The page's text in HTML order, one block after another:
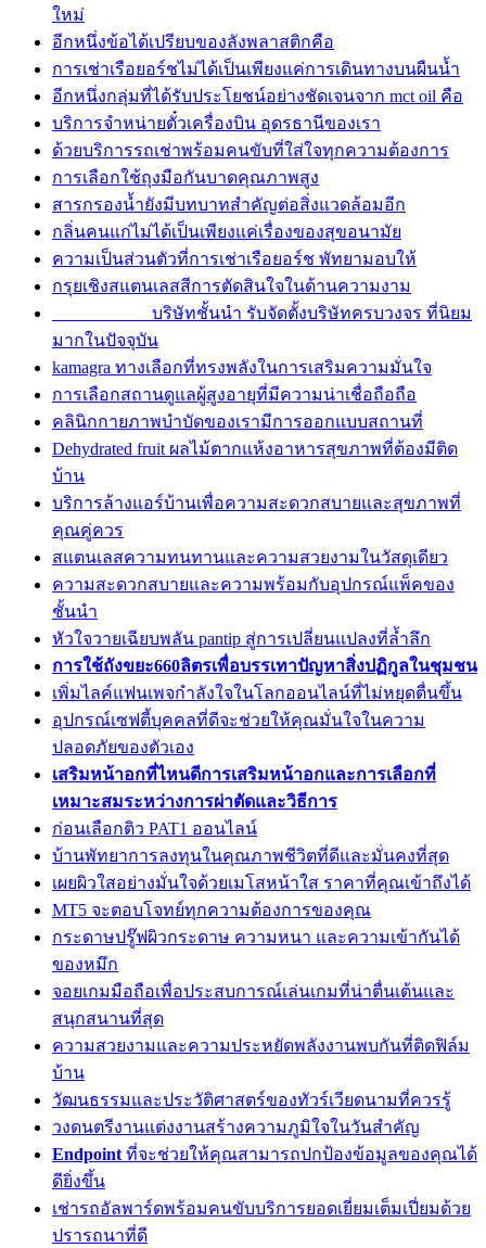
ใหม่
อีกหนึ่งข้อได้เปรียบของลังพลาสติกคือ
การเช่าเรือยอร์ชไม่ได้เป็นเพียงแค่การเดินทางบนผืนน้ำ
อีกหนึ่งกลุ่มที่ได้รับประโยชน์อย่างชัดเจนจาก mct oil คือ
บริการจำหน่ายตั๋วเครื่องบิน อุดรธานีของเรา
ด้วยบริการรถเช่าพร้อมคนขับที่ใส่ใจทุกความต้องการ
การเลือกใช้ถุงมือกันบาดคุณภาพสูง
สารกรองน้ำยังมีบทบาทสำคัญต่อสิ่งแวดล้อมอีก
กลิ่นคนแก่ไม่ได้เป็นเพียงแค่เรื่องของสุขอนามัย
ความเป็นส่วนตัวที่การเช่าเรือยอร์ช พัทยามอบให้
กรุยเชิงสแตนเลสสีการตัดสินใจในด้านความงาม
บริษัทชั้นนำ รับจัดตั้งบริษัทครบวงจร ที่นิยม
มากในปัจจุบัน
kamagra ทางเลือกที่ทรงพลังในการเสริมความมั่นใจ
การเลือกสถานดูแลผู้สูงอายุที่มีความน่าเชื่อถือถือ
คลินิกกายภาพบำบัดของเรามีการออกแบบสถานที่
Dehydrated fruit ผลไม้ตากแห้งอาหารสุขภาพที่ต้องมีติด
บ้าน
บริการล้างแอร์บ้านเพื่อความสะดวกสบายและสุขภาพที่
คุณคู่ควร
สแตนเลสความทนทานและความสวยงามในวัสดุเดียว
ความสะดวกสบายและความพร้อมกับอุปกรณ์แพ็คของ
ชั้นนำ
หัวใจวายเฉียบพลัน pantip สู่การเปลี่ยนแปลงที่ล้ำลึก
การใช้ถังขยะ660ลิตรเพื่อบรรเทาปัญหาสิ่งปฏิกูลในชุมชน
เพิ่มไลค์แฟนเพจกำลังใจในโลกออนไลน์ที่ไม่หยุดตื่นขึ้น
อุปกรณ์เซฟตี้บุคคลที่ดีจะช่วยให้คุณมั่นใจในความ
ปลอดภัยของตัวเอง
เสริมหน้าอกที่ไหนดีการเสริมหน้าอกและการเลือกที่
เหมาะสมระหว่างการผ่าตัดและวิธีการ
ก่อนเลือกติว PAT1 ออนไลน์
บ้านพัทยาการลงทุนในคุณภาพชีวิตที่ดีและมั่นคงที่สุด
เผยผิวใสอย่างมั่นใจด้วยเมโสหน้าใส ราคาที่คุณเข้าถึงได้
MT5 จะตอบโจทย์ทุกความต้องการของคุณ
กระดาษปรู๊ฟผิวกระดาษ ความหนา และความเข้ากันได้
ของหมึก
จอยเกมมือถือเพื่อประสบการณ์เล่นเกมที่น่าตื่นเต้นและ
สนุกสนานที่สุด
ความสวยงามและความประหยัดพลังงานพบกันที่ติดฟิล์ม
บ้าน
วัฒนธรรมและประวัติศาสตร์ของทัวร์เวียดนามที่ควรรู้
วงดนตรีงานแต่งงานสร้างความภูมิใจในวันสำคัญ
Endpoint ที่จะช่วยให้คุณสามารถปกป้องข้อมูลของคุณได้
ดียิ่งขึ้น
เช่ารถอัลพาร์ดพร้อมคนขับบริการยอดเยี่ยมเต็มเปี่ยมด้วย
ปรารถนาที่ดี